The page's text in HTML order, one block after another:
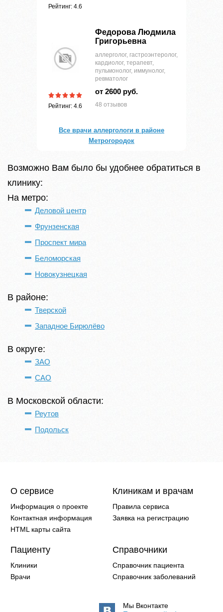
Рейтинг: 4.6
Рейтинг: 4.6
Федорова Людмила
Григорьевна
аллерголог, гастроэнтеролог,
кардиолог, терапевт,
пульмонолог, иммунолог,
ревматолог
от 2600 руб.
48 отзывов
Все врачи аллергологи в районе
Метрогородок
Возможно Вам было бы удобнее обратиться в
клинику:
На метро:
Деловой центр
Фрунзенская
Проспект мира
Беломорская
Новокузнецкая
В районе:
Тверской
Западное Бирюлёво
В округе:
ЗАО
САО
В Московской области:
Реутов
Подольск
О сервисе
Информация о проекте
Контактная информация
HTML карты сайта
Клиникам и врачам
Правила сервиса
Заявка на регистрацию
Пациенту
Клиники
Врачи
Справочники
Справочник пациента
Справочник заболеваний
Мы Вконтакте